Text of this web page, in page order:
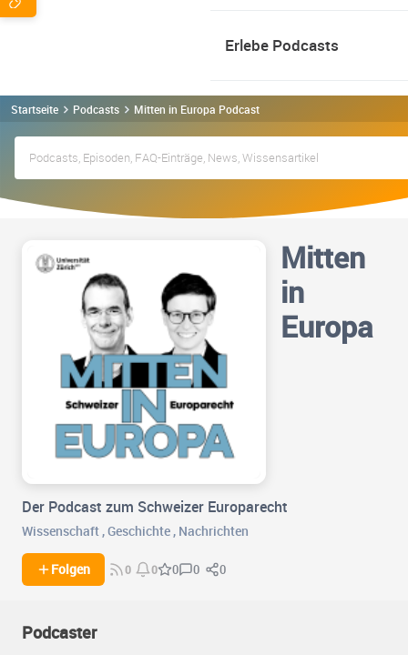
Erlebe Podcasts
Startseite Podcasts Mitten in Europa Podcast
Mitten
in
Europa
Der Podcast zum Schweizer Europarecht
Wissenschaft ,Geschichte , Nachrichten
Folgen 0 0 0 0 0
Podcaster